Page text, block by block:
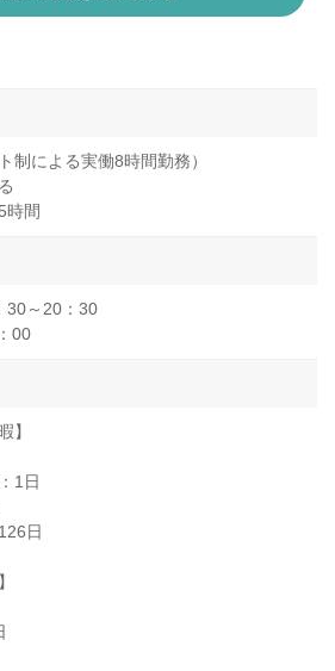
制による実働8時間勤務）
時間
30～20：30
00
】
1日
日